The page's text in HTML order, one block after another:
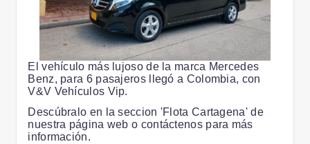
El vehículo más lujoso de la marca Mercedes
Benz, para 6 pasajeros llegó a Colombia, con
V&V Vehículos Vip.
Descúbralo en la seccion 'Flota Cartagena' de
nuestra página web o contáctenos para más
información.